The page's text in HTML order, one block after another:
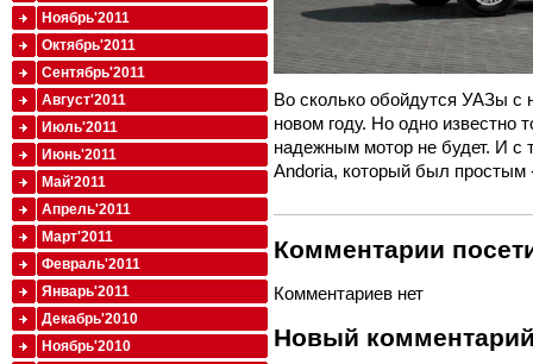
Во сколько обойдутся УАЗы
новом году. Но одно известно
надежным мотор не будет. И с
Andoria, который был
Комментарии
Комментариев нет
Новый
Ноябрь'2011
Октябрь'2011
Сентябрь'2011
Август'2011
Июль'2011
Июнь'2011
Май'2011
Апрель'2011
Март'2011
Февраль'2011
Январь'2011
Декабрь'2010
Ноябрь'2010